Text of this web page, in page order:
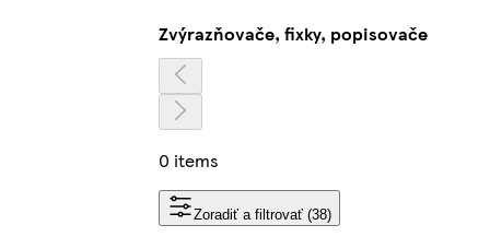
Zvýrazňovače, fixky, popisovače
0 items
Zoradiť a filtrovať (38)